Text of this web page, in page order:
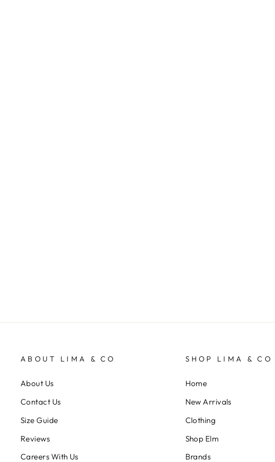
ABOUT LIMA & CO
About Us
Contact Us
Size Guide
Reviews
Careers With Us
SHOP LIMA & CO
Home
New Arrivals
Clothing
Shop Elm
Brands